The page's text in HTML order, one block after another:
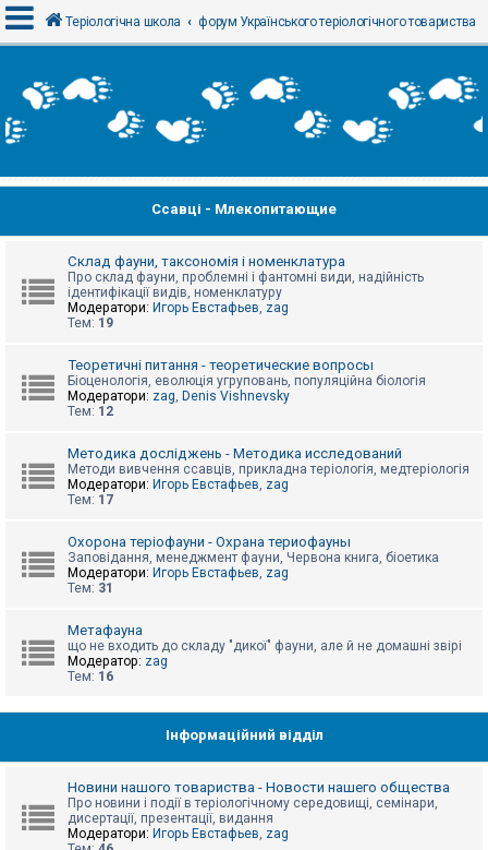
х
і
т
р
а
б
е
д
п
о
е
й
А
и
т
Теріологічна школа форум Українського теріологічного товариства
Ссавці - Млекопитающие
Склад фауни, таксономія і номенклатура
Про склад фауни, проблемні і фантомні види, надійність
ідентифікації видів, номенклатуру
Модератори: Игорь Евстафьев, zag
Тем: 19
Теоретичні питання - теоретические вопросы
Біоценологія, еволюція угруповань, популяційна біологія
Модератори: zag, Denis Vishnevsky
Тем: 12
Методика досліджень - Методика исследований
Методи вивчення ссавців, прикладна теріологія, медтеріологія
Модератори: Игорь Евстафьев, zag
Тем: 17
Охорона теріофауни - Охрана териофауны
Заповідання, менеджмент фауни, Червона книга, біоетика
Модератори: Игорь Евстафьев, zag
Тем: 31
Метафауна
що не входить до складу "дикої" фауни, але й не домашні звірі
Модератор: zag
Тем: 16
Інформаційний відділ
Новини нашого товариства - Новости нашего общества
Про новини і події в теріологічному середовищі, семінари,
дисертації, презентації, видання
Модератори: Игорь Евстафьев, zag